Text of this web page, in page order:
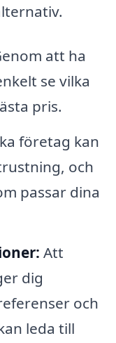
att ha
se vilka
pris.
företag kan
och
passar dina
Att
dig
och
leda till